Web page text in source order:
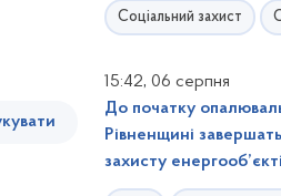
Соціальний захист
15:42, 06 серпня
До початку
Рівненщині
захисту